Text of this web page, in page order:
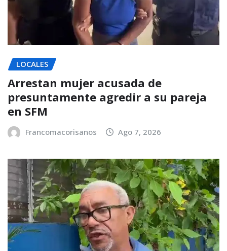
LOCALES
Arrestan mujer acusada de
presuntamente agredir a su pareja
en SFM
Francomacorisanos Ago 7, 2026